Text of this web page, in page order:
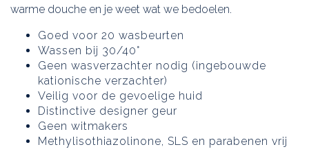
warme douche en je weet wat we bedoelen.
Goed voor 20 wasbeurten
Wassen bij 30/40°
Geen wasverzachter nodig (ingebouwde
kationische verzachter)
Veilig voor de gevoelige huid
Distinctive designer geur
Geen witmakers
Methylisothiazolinone, SLS en parabenen vrij